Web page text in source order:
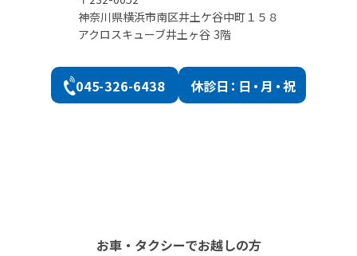
神奈川県横浜市南区井土ケ谷中町１５８
アクロスキューブ井土ヶ谷 3階
045-326-6438 休診日：日・月・祝
お車・タクシーでお越しの方